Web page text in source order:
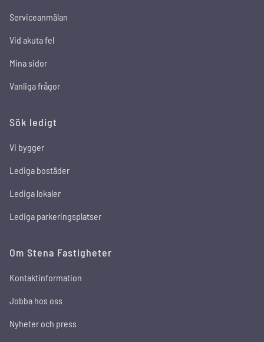
Serviceanmälan
Vid akuta fel
Mina sidor
Vanliga frågor
Sök ledigt
Vi bygger
Lediga bostäder
Lediga lokaler
Lediga parkeringsplatser
Om Stena Fastigheter
Kontaktinformation
Jobba hos oss
Nyheter och press